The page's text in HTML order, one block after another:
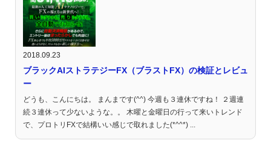
2018.09.23
ブラックAIストラテジーFX（ブラストFX）の検証とレビュ
ー
どうも、こんにちは。 まんまです(^^) 今週も３連休ですね！ ２週連
続３連休って少ないような。。 木曜と金曜日の行って来いトレンド
で、プロトリFXで結構いい感じで取れました(*^^*) ...